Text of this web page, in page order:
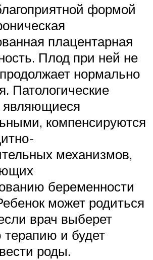
формой
плацентарная
Плод при ней не
нормально
Патологические
являющиеся
компенсируются
механизмов,
беременности
может родиться
врач выберет
терапию и будет
роды.